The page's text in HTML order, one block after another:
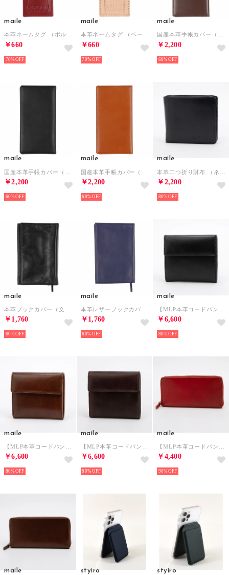
maile
本革ネームタグ （ボルドー）
￥660
70%
maile
本革ネームタグ （ベージュ）
￥660
70%
maile
国産本革手帳カバー（スリムサイズ） （ブラウン）
￥2,200
60%
maile
￥2,200
60%
maile
￥2,200
60%
maile
￥2,200
80%
maile
￥1,760
60%
maile
￥1,760
60%
maile
￥6,600
80%
maile
￥6,600
80%
maile
￥6,600
80%
maile
￥4,400
90%
maile styiro styiro